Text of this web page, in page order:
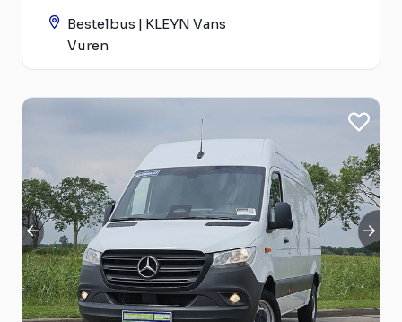
Bestelbus | KLEYN Vans
Vuren